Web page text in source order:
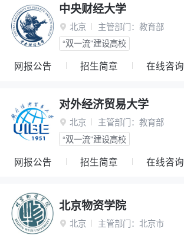
中央财经大学
 北京 主管部门： 教育部
“双一流”建设高校
网报公告 招生简章 在线咨询
对外经济贸易大学
 北京 主管部门： 教育部
“双一流”建设高校
网报公告 招生简章 在线咨询
北京物资学院
 北京 主管部门： 北京市